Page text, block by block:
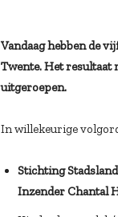
Vandaag hebben de
Twente. Het resultaat
uitgeroepen.
In willekeurige
Stichting
Inzender Chantal